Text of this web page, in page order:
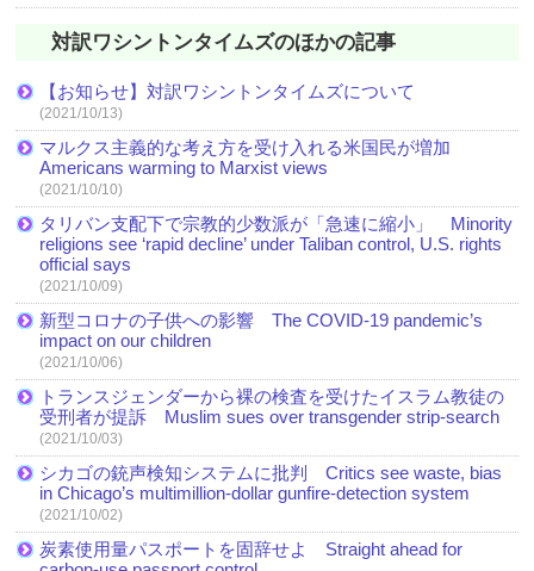
対訳ワシントンタイムズのほかの記事
【お知らせ】対訳ワシントンタイムズについて
(2021/10/13)
マルクス主義的な考え方を受け入れる米国民が増加
Americans warming to Marxist views
(2021/10/10)
タリバン支配下で宗教的少数派が「急速に縮小」 Minority
religions see ‘rapid decline’ under Taliban control, U.S. rights
official says
(2021/10/09)
新型コロナの子供への影響 The COVID-19 pandemic’s
impact on our children
(2021/10/06)
トランスジェンダーから裸の検査を受けたイスラム教徒の
受刑者が提訴 Muslim sues over transgender strip-search
(2021/10/03)
シカゴの銃声検知システムに批判 Critics see waste, bias
in Chicago’s multimillion-dollar gunfire-detection system
(2021/10/02)
炭素使用量パスポートを固辞せよ Straight ahead for